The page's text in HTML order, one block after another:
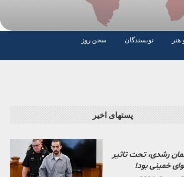
نویسندگان
سخن روز
پستهای اخیر
رشدی، تحت تاثیر
خمینی بود!